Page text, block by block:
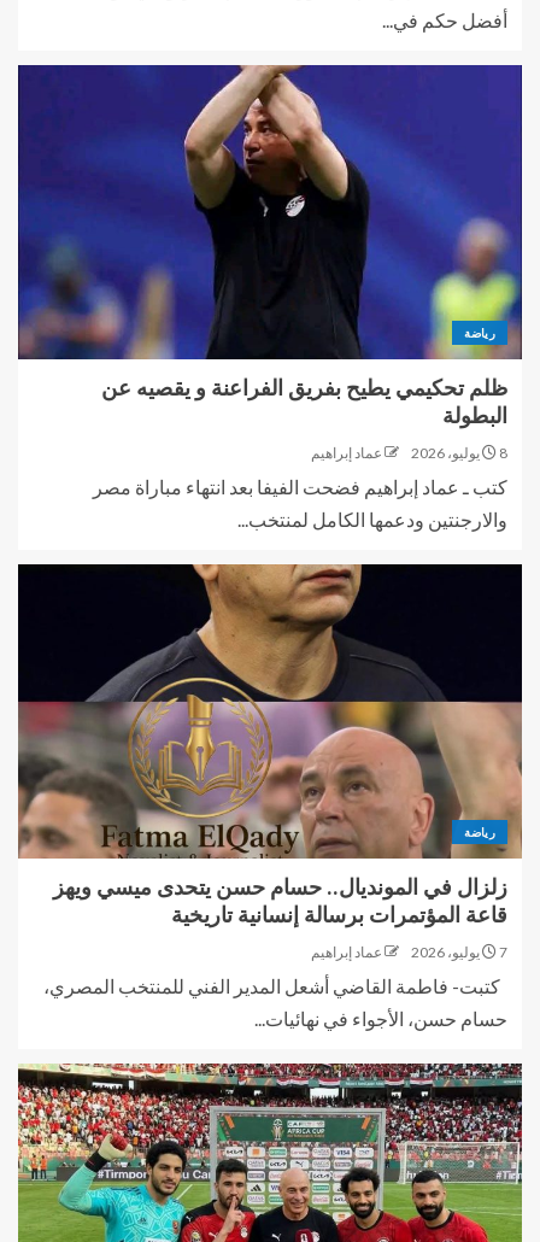
أفضل حكم في...
رياضة
ظلم تحكيمي يطيح بفريق الفراعنة و يقصيه عن
البطولة
8 يوليو، 2026 عماد إبراهيم
كتب ـ عماد إبراهيم فضحت الفيفا بعد انتهاء مباراة مصر
والارجنتين ودعمها الكامل لمنتخب...
رياضة
زلزال في المونديال.. حسام حسن يتحدى ميسي ويهز
قاعة المؤتمرات برسالة إنسانية تاريخية
7 يوليو، 2026 عماد إبراهيم
كتبت- فاطمة القاضي أشعل المدير الفني للمنتخب المصري،
حسام حسن، الأجواء في نهائيات...